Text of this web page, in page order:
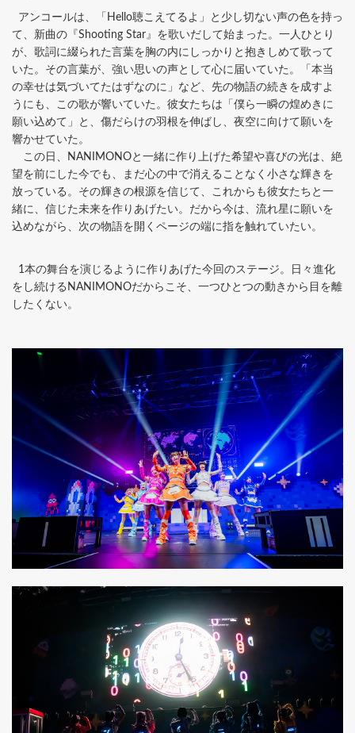
アンコールは、「Hello聴こえてるよ」と少し切ない声の色を持っ
て、新曲の『Shooting Star』を歌いだして始まった。一人ひとり
が、歌詞に綴られた言葉を胸の内にしっかりと抱きしめて歌って
いた。その言葉が、強い思いの声として心に届いていた。「本当
の幸せは気づいてたはずなのに」など、先の物語の続きを成すよ
うにも、この歌が響いていた。彼女たちは「僕ら一瞬の煌めきに
願い込めて」と、傷だらけの羽根を伸ばし、夜空に向けて願いを
響かせていた。
この日、NANIMONOと一緒に作り上げた希望や喜びの光は、絶
望を前にした今でも、まだ心の中で消えることなく小さな輝きを
放っている。その輝きの根源を信じて、これからも彼女たちと一
緒に、信じた未来を作りあげたい。だから今は、流れ星に願いを
込めながら、次の物語を開くページの端に指を触れていたい。
1本の舞台を演じるように作りあげた今回のステージ。日々進化
をし続けるNANIMONOだからこそ、一つひとつの動きから目を離
したくない。